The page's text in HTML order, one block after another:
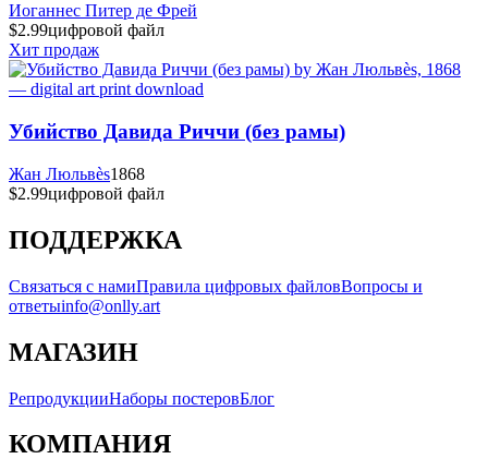
Иоганнес Питер де Фрей
$2.99цифровой файл
Хит продаж
Убийство Давида Риччи (без рамы)
Жан Люльвès1868
$2.99цифровой файл
ПОДДЕРЖКА
Связаться с намиПравила цифровых файловВопросы и
ответыinfo@onlly.art
МАГАЗИН
РепродукцииНаборы постеровБлог
КОМПАНИЯ